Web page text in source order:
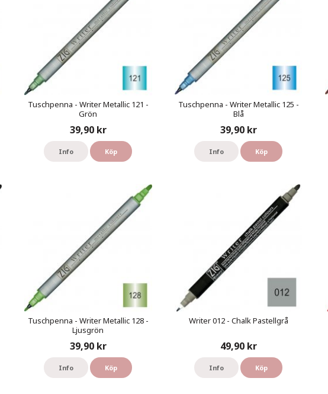
Tuschpenna - Writer Metallic 121 -
Grön
39,90 kr
Info Köp
Tuschpenna - Writer Metallic 125 -
Blå
39,90 kr
Info Köp
Tuschpenna - Writer Metallic 128 -
Ljusgrön
39,90 kr
Info Köp
Writer 012 - Chalk Pastellgrå
49,90 kr
Info Köp